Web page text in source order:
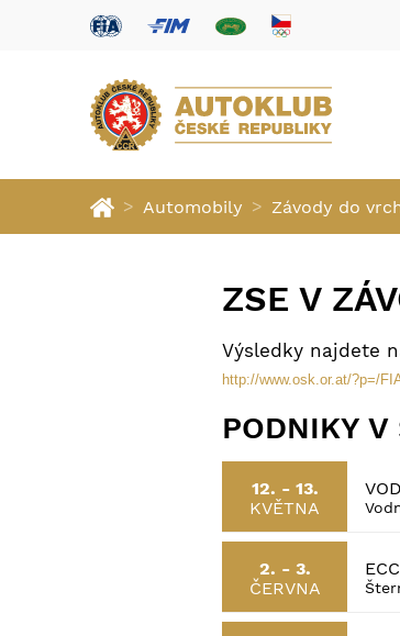
> Automobily > Závody do
ZSE V
Výsledky najdete
http://www.osk.or.at/?p=/
PODNIKY V
12. - 13.
KVĚTNA
2. - 3.
ČERVNA